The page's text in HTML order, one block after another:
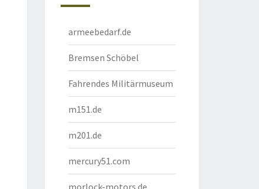
armeebedarf.de
Bremsen Schöbel
Fahrendes Militärmuseum
m151.de
m201.de
mercury51.com
morlock-motors.de